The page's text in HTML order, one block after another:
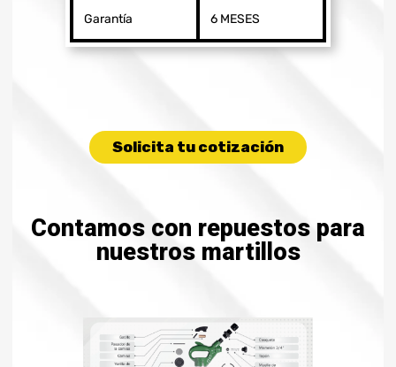
Garantía 6 MESES
Solicita tu cotización
Contamos con repuestos para
nuestros martillos